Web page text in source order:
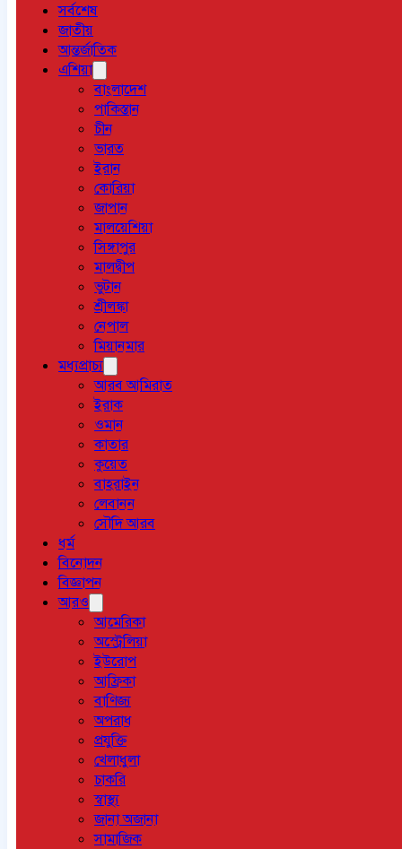
সর্বশেষ
জাতীয়
আন্তর্জাতিক
এশিয়া
বাংলাদেশ
পাকিস্তান
চীন
ভারত
ইরান
কোরিয়া
জাপান
মালয়েশিয়া
সিঙ্গাপুর
মালদ্বীপ
ভুটান
শ্রীলঙ্কা
নেপাল
মিয়ানমার
মধ্যপ্রাচ্য
আরব আমিরাত
ইরাক
ওমান
কাতার
কুয়েত
বাহরাইন
লেবানন
সৌদি আরব
ধর্ম
বিনোদন
বিজ্ঞাপন
আরও
আমেরিকা
অস্ট্রেলিয়া
ইউরোপ
আফ্রিকা
বাণিজ্য
অপরাধ
প্রযুক্তি
খেলাধুলা
চাকরি
স্বাস্থ্য
জানা অজানা
সামাজিক